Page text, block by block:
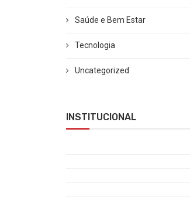
Saúde e Bem Estar
Tecnologia
Uncategorized
INSTITUCIONAL